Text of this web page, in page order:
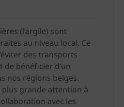
(l’argile) sont
au niveau local. Ce
des transports
bénéficier d’un
nos régions belges.
plus grande attention à
avec les